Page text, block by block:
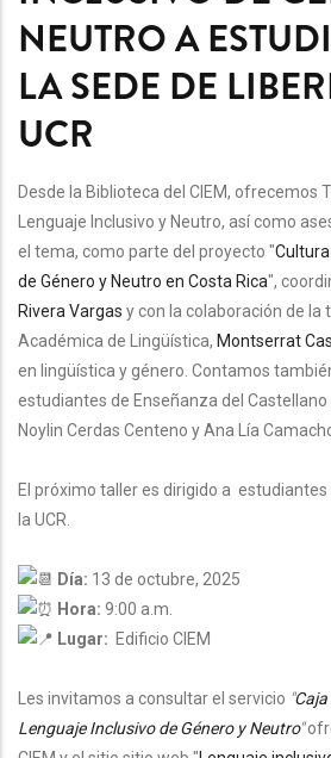
NEUTRO A
LA SEDE DE
UCR
Desde la Biblioteca del CIEM, ofrecemos
Lenguaje Inclusivo y Neutro, así como
el tema, como parte del proyecto "
de Género y Neutro en Costa Rica",
Rivera Vargas y con la colaboración de la
Académica de Lingüística, Montserrat
en lingüística y género. Contamos
estudiantes de Enseñanza del Castellano
Noylin Cerdas Centeno y Ana Lía
El próximo taller es dirigido a estudiantes
la UCR.
Día: 13 de octubre, 2025
Hora: 9:00 a.m.
Lugar: Edificio CIEM
Les invitamos a consultar el servicio "
Lenguaje Inclusivo de Género y Neutro"